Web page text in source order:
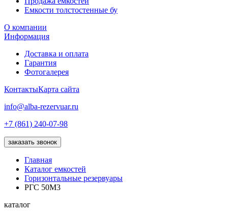
Емкости толстостенные бу
О компании
Информация
Доставка и оплата
Гарантия
Фотогалерея
КонтактыКарта сайта
info@alba-rezervuar.ru
+7 (861) 240-07-98
заказать звонок
Главная
Каталог емкостей
Горизонтальные резервуары
РГС 50М3
каталог